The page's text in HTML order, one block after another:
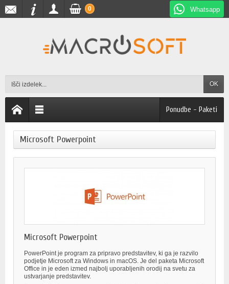
Whatsapp
OK
0
Ponudbe - Paketi
Microsoft Powerpoint
Microsoft Powerpoint
PowerPoint je program za pripravo predstavitev, ki ga je razvilo
podjetje Microsoft za Windows in macOS. Je del paketa Microsoft
Office in je eden izmed najbolj uporabljenih orodij na svetu za
ustvarjanje predstavitev.